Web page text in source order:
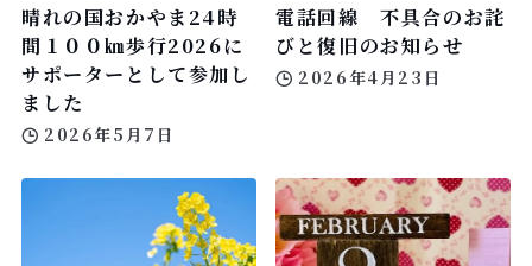
晴れの国おかやま24時
間１００㎞歩行2026に
サポーターとして参加し
ました
2026年5月7日
電話回線 不具合のお詫
びと復旧のお知らせ
2026年4月23日